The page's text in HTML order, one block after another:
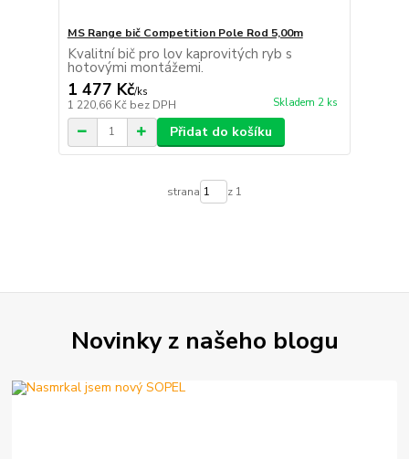
MS Range bič Competition Pole Rod 5,00m
Kvalitní bič pro lov kaprovitých ryb s
hotovými montážemi.
1 477 Kč/ks
1 220,66 Kč bez DPH Skladem 2 ks
Přidat do košíku
strana z 1
Novinky z našeho blogu